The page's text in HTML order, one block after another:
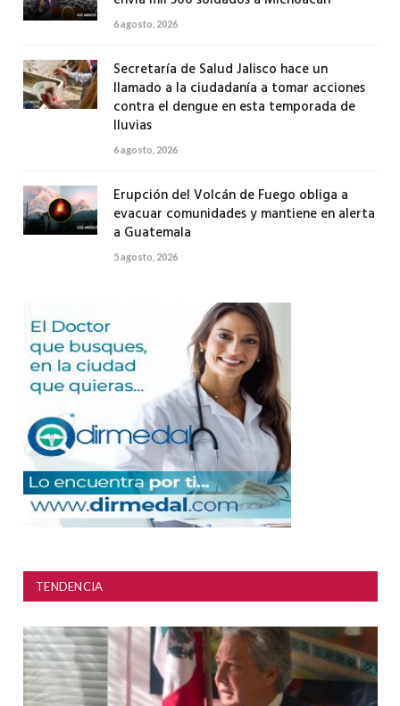
6 agosto, 2026
Secretaría de Salud Jalisco hace un
llamado a la ciudadanía a tomar acciones
contra el dengue en esta temporada de
lluvias
6 agosto, 2026
Erupción del Volcán de Fuego obliga a
evacuar comunidades y mantiene en alerta
a Guatemala
5 agosto, 2026
TENDENCIA